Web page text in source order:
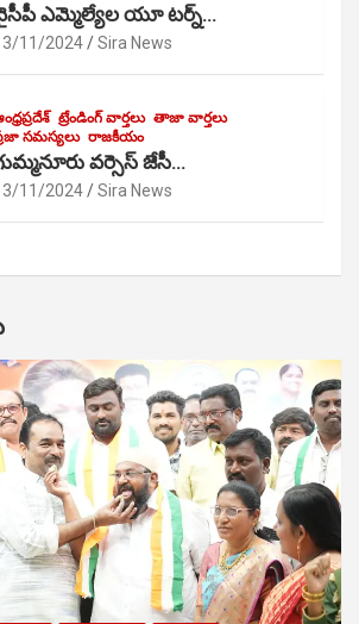
ఎమ్మెల్యేల యూ టర్న్…
11/2024 Sira News
ట్రేండింగ్ వార్తలు తాజా వార్తలు
సమస్యలు రాజకీయం
వర్సెస్ జేసీ…
11/2024 Sira News